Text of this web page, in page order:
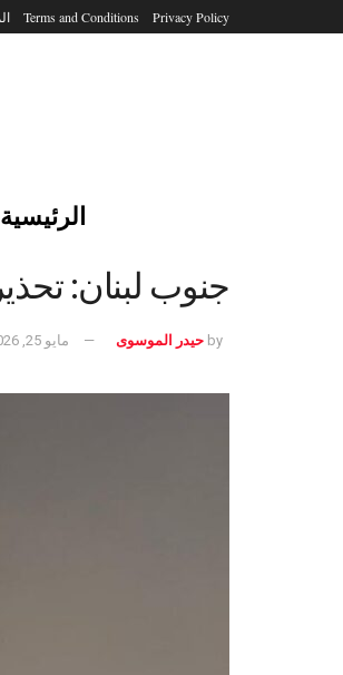
Privacy Policy
Terms and Conditions
الرئيسية
جنوب لبنان:
by حيدر الموسوى مايو 25, 2026